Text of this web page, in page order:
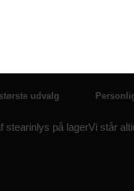
udvalg
stearinlys på lagerVi står